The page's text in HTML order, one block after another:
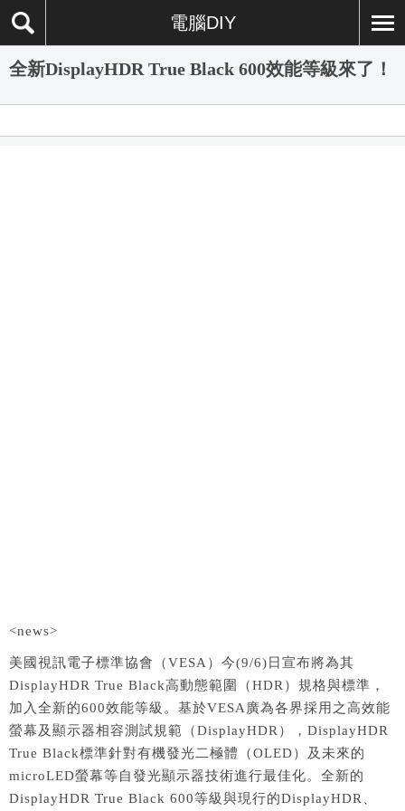
電腦DIY
全新DisplayHDR True Black 600效能等級來了！
<news>
美國視訊電子標準協會（VESA）今(9/6)日宣布將為其
DisplayHDR True Black高動態範圍（HDR）規格與標準，
加入全新的600效能等級。基於VESA廣為各界採用之高效能
螢幕及顯示器相容測試規範（DisplayHDR），DisplayHDR
True Black標準針對有機發光二極體（OLED）及未來的
microLED螢幕等自發光顯示器技術進行最佳化。全新的
DisplayHDR True Black 600等級與現行的DisplayHDR、